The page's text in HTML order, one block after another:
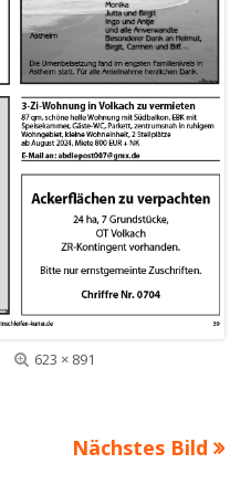
Volle
623 × 891
Nächstes Bild